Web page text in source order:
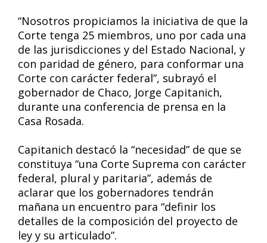
“Nosotros propiciamos la iniciativa de que la
Corte tenga 25 miembros, uno por cada una
de las jurisdicciones y del Estado Nacional, y
con paridad de género, para conformar una
Corte con carácter federal”, subrayó el
gobernador de Chaco, Jorge Capitanich,
durante una conferencia de prensa en la
Casa Rosada.
Capitanich destacó la “necesidad” de que se
constituya “una Corte Suprema con carácter
federal, plural y paritaria”, además de
aclarar que los gobernadores tendrán
mañana un encuentro para “definir los
detalles de la composición del proyecto de
ley y su articulado”.